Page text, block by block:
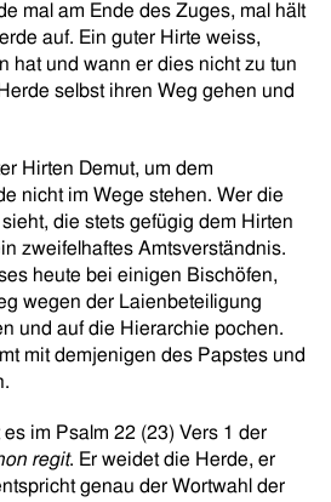
mal am Ende des Zuges, mal hält
auf. Ein guter Hirte weiss,
hat und wann er dies nicht zu tun
selbst ihren Weg gehen und
Hirten Demut, um dem
nicht im Wege stehen. Wer die
die stets gefügig dem Hirten
zweifelhaftes Amtsverständnis.
heute bei einigen Bischöfen,
wegen der Laienbeteiligung
und auf die Hierarchie pochen.
mit demjenigen des Papstes und
es im Psalm 22 (23) Vers 1 der
regit. Er weidet die Herde, er
genau der Wortwahl der